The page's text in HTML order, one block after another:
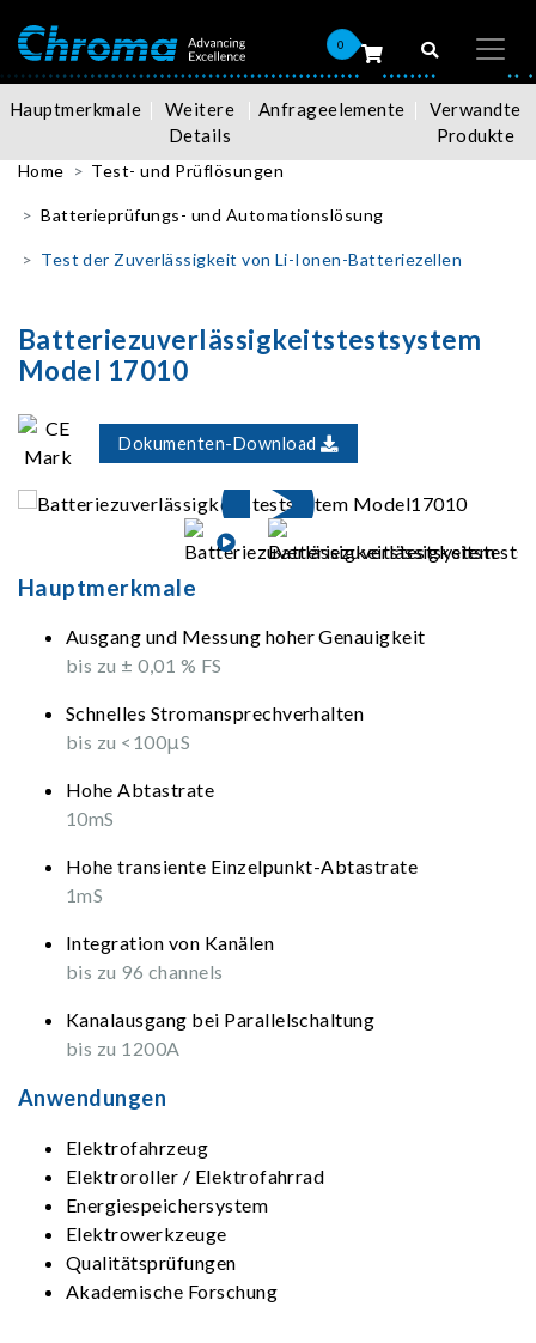
0
Hauptmerkmale
Weitere
Details
Anfrageelemente
Verwandte
Produkte
Home Test- und Prüflösungen
Batterieprüfungs- und Automationslösung
Test der Zuverlässigkeit von Li-Ionen-Batteriezellen
Batteriezuverlässigkeitstestsystem
Model 17010
Dokumenten-Download
Hauptmerkmale
Ausgang und Messung hoher Genauigkeit
bis zu ± 0,01 % FS
Schnelles Stromansprechverhalten
bis zu <100μS
Hohe Abtastrate
10mS
Hohe transiente Einzelpunkt-Abtastrate
1mS
Integration von Kanälen
bis zu 96 channels
Kanalausgang bei Parallelschaltung
bis zu 1200A
Anwendungen
Elektrofahrzeug
Elektroroller / Elektrofahrrad
Energiespeichersystem
Elektrowerkzeuge
Qualitätsprüfungen
Akademische Forschung